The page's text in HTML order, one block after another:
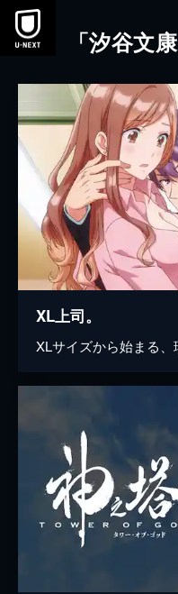
本文へスキップ
「汐谷文
XL上司。
XLサイズから始まる